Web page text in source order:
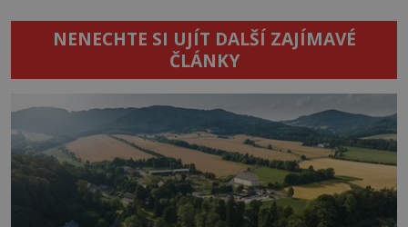
NENECHTE SI UJÍT DALŠÍ ZAJÍMAVÉ
ČLÁNKY